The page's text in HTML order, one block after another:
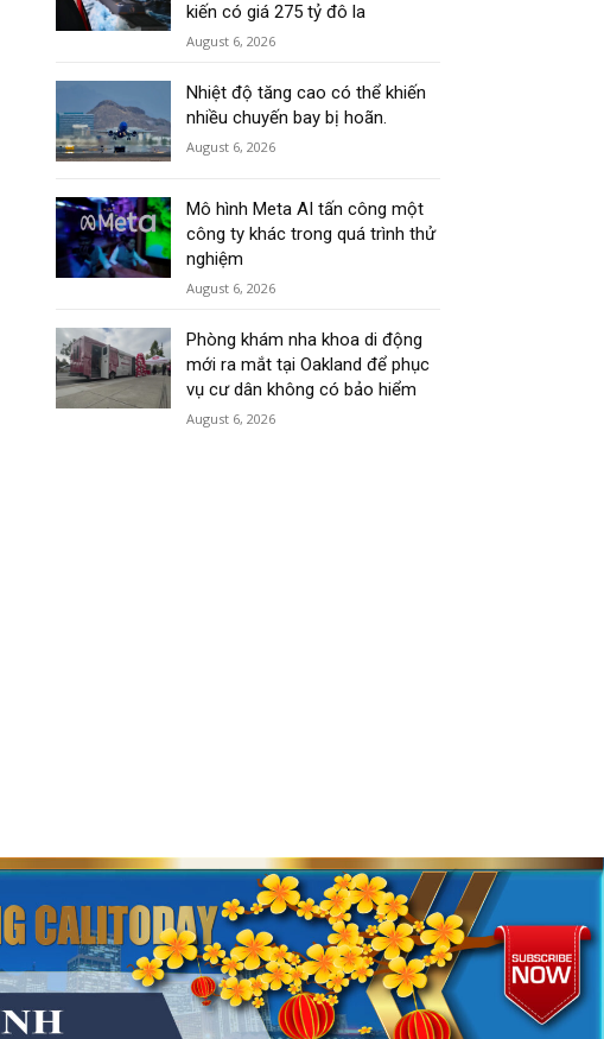
kiến có giá 275 tỷ đô la
August 6, 2026
Nhiệt độ tăng cao có thể khiến
nhiều chuyến bay bị hoãn.
August 6, 2026
Mô hình Meta AI tấn công một
công ty khác trong quá trình thử
nghiệm
August 6, 2026
Phòng khám nha khoa di động
mới ra mắt tại Oakland để phục
vụ cư dân không có bảo hiểm
August 6, 2026